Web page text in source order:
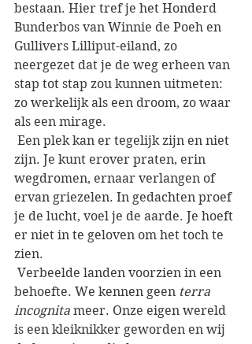
bestaan. Hier tref je het Honderd
Bunderbos van Winnie de Poeh en
Gullivers Lilliput-eiland, zo
neergezet dat je de weg erheen van
stap tot stap zou kunnen uitmeten:
zo werkelijk als een droom, zo waar
als een mirage.
zijn. Je kunt erover praten, erin
wegdromen, ernaar verlangen of
ervan griezelen. In gedachten proef
je de lucht, voel je de aarde. Je hoeft
er niet in te geloven om het toch te
zien.
behoefte. We kennen geen terra
incognita meer. Onze eigen wereld
is een kleiknikker geworden en wij